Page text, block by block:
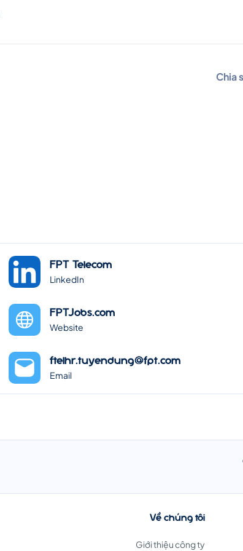
Chia
FPT Telecom
LinkedIn
FPTJobs.com
Website
ftelhr.tuyendung@fpt.com
Email
Về chúng tôi
Giới thiệu công ty